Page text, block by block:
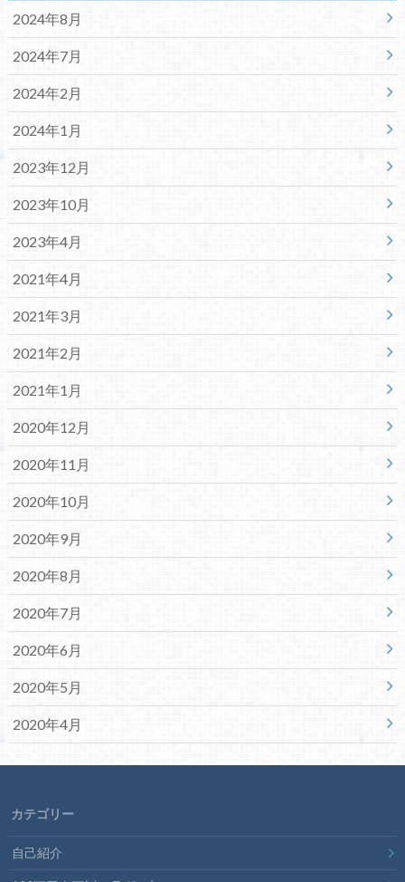
2024年8月
2024年7月
2024年2月
2024年1月
2023年12月
2023年10月
2023年4月
2021年4月
2021年3月
2021年2月
2021年1月
2020年12月
2020年11月
2020年10月
2020年9月
2020年8月
2020年7月
2020年6月
2020年5月
2020年4月
カテゴリー
自己紹介